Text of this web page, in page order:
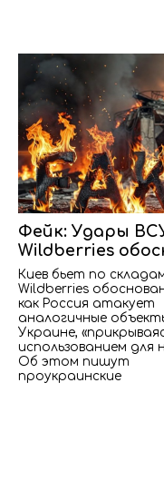
Фейк: Удары
Wildberries
Киев бьет по
Wildberries
как Россия атакует
аналогичные
Украине,
использованием для
Об этом пишут
проукраинские